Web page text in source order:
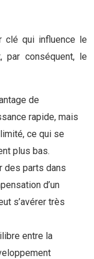
clé qui influence le
par conséquent, le
de
rapide, mais
ce qui se
plus bas.
des parts dans
d’un
s’avérer très
entre la